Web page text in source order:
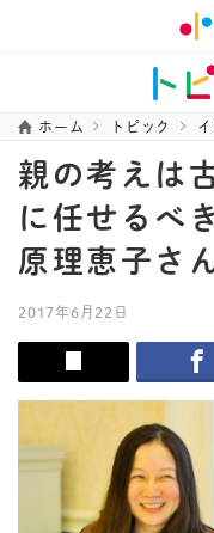
ホーム トピック
親の考えは
に任せるべ
原理恵子さ
2017年6月22日